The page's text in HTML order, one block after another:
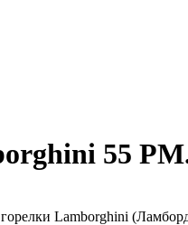
55
Lamborghini